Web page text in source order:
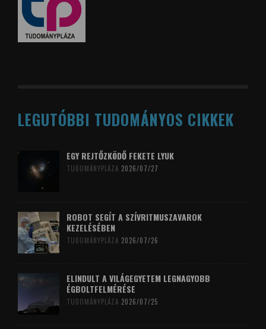
LEGUTÓBBI TUDOMÁNYOS CIKKEK
EGY REJTŐZKÖDŐ FEKETE LYUK
TUDOMÁNYPLÁZA 2026/07/27
ROBOT SEGÍT A SZÍVRITMUSZAVAROK
KEZELÉSÉBEN
TUDOMÁNYPLÁZA 2026/07/26
ELINDULT A VILÁGEGYETEM LEGNAGYOBB
ÉGBOLTFELMÉRÉSE
TUDOMÁNYPLÁZA 2026/07/25